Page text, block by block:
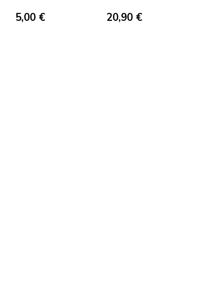
5,00 € 20,90 €